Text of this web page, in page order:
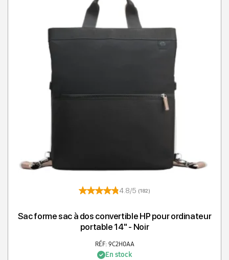
4.8/5 (182)
Sac forme sac à dos convertible HP pour ordinateur
portable 14'' - Noir
RÉF: 9C2H0AA
En stock